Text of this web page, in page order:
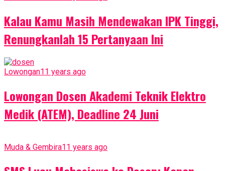
Kalau Kamu Masih Mendewakan IPK Tinggi,
Renungkanlah 15 Pertanyaan Ini
Lowongan11 years ago
Lowongan Dosen Akademi Teknik Elektro
Medik (ATEM), Deadline 24 Juni
Muda & Gembira11 years ago